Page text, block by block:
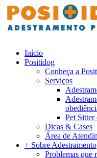
Início
Positidog
Conheça a
Serviços
Pet Sitter
Dicas & Cases
Área de
+ Sobre Adestramento
Problemas que